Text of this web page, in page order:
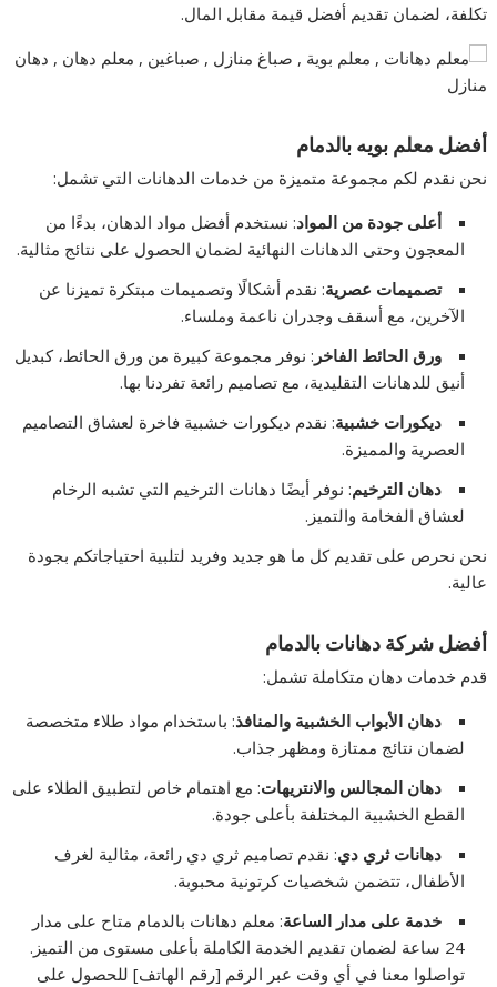
تكلفة، لضمان تقديم أفضل قيمة مقابل المال.
أفضل معلم بويه بالدمام
نحن نقدم لكم مجموعة متميزة من خدمات الدهانات التي تشمل:
أعلى جودة من المواد: نستخدم أفضل مواد الدهان، بدءًا من
المعجون وحتى الدهانات النهائية لضمان الحصول على نتائج مثالية.
تصميمات عصرية: نقدم أشكالًا وتصميمات مبتكرة تميزنا عن
الآخرين، مع أسقف وجدران ناعمة وملساء.
ورق الحائط الفاخر : نوفر مجموعة كبيرة من ورق الحائط، كبديل
أنيق للدهانات التقليدية، مع تصاميم رائعة تفردنا بها.
ديكورات خشبية: نقدم ديكورات خشبية فاخرة لعشاق التصاميم
العصرية والمميزة.
دهان الترخيم: نوفر أيضًا دهانات الترخيم التي تشبه الرخام
لعشاق الفخامة والتميز.
نحن نحرص على تقديم كل ما هو جديد وفريد لتلبية احتياجاتكم بجودة
عالية.
أفضل شركة دهانات بالدمام
قدم خدمات دهان متكاملة تشمل:
دهان الأبواب الخشبية والمنافذ: باستخدام مواد طلاء متخصصة
لضمان نتائج ممتازة ومظهر جذاب.
دهان المجالس والانتريهات: مع اهتمام خاص لتطبيق الطلاء على
القطع الخشبية المختلفة بأعلى جودة.
دهانات ثري دي: نقدم تصاميم ثري دي رائعة، مثالية لغرف
الأطفال، تتضمن شخصيات كرتونية محبوبة.
خدمة على مدار الساعة: معلم دهانات بالدمام متاح على مدار
24 ساعة لضمان تقديم الخدمة الكاملة بأعلى مستوى من التميز.
تواصلوا معنا في أي وقت عبر الرقم [رقم الهاتف] للحصول على